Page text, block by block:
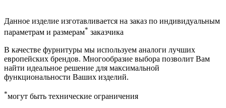
Данное изделие изготавливается на заказ по индивидуальным
параметрам и размерам* заказчика
В качестве фурнитуры мы используем аналоги лучших
европейских брендов. Многообразие выбора позволит Вам
найти идеальное решение для максимальной
функциональности Ваших изделий.
*могут быть технические ограничения